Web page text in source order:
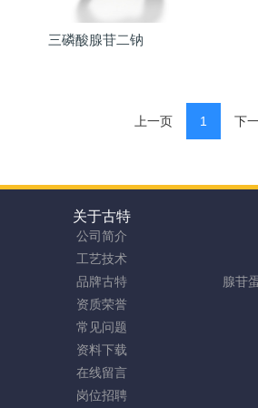
三磷酸腺苷二钠
上一页 1 下
关于古特
公司简介
工艺技术
品牌古特
资质荣誉
常见问题
资料下载
在线留言
岗位招聘
腺苷